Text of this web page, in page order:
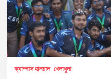
ক্যাম্পাস হালচাল খেলাধুলা